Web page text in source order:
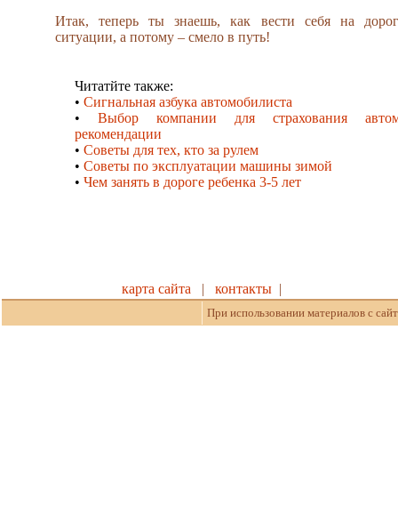
Итак, теперь ты знаешь, как вести себя на
ситуации, а потому – смело в путь!
Читатйте также:
• Сигнальная азбука автомобилиста
• Выбор компании для страхования
рекомендации
• Советы для тех, кто за рулем
• Советы по эксплуатации машины зимой
• Чем занять в дороге ребенка 3-5 лет
карта сайта | контакты |
При использовании материалов с